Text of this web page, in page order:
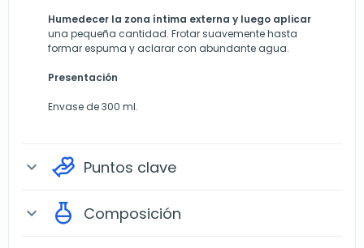
Humedecer la zona íntima externa y luego aplicar
una pequeña cantidad. Frotar suavemente hasta
formar espuma y aclarar con abundante agua.
Presentación
Envase de 300 ml.
expand_more Puntos clave
expand_more Composición